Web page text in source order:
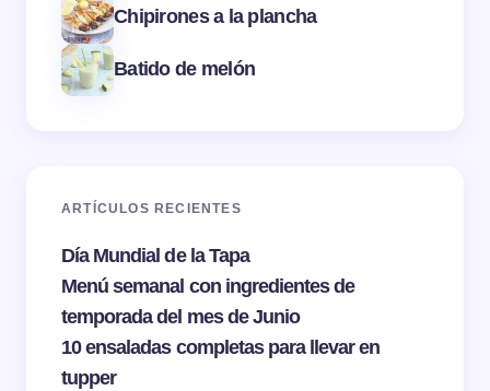
Chipirones a la plancha
Batido de melón
ARTÍCULOS RECIENTES
Día Mundial de la Tapa
Menú semanal con ingredientes de
temporada del mes de Junio
10 ensaladas completas para llevar en
tupper